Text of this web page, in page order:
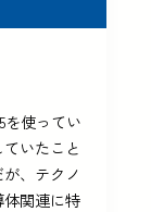
を使ってい
いたこと
、テクノ
関連に特